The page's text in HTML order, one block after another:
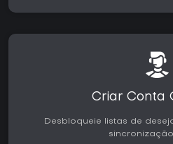
Criar Conta
Desbloqueie listas de